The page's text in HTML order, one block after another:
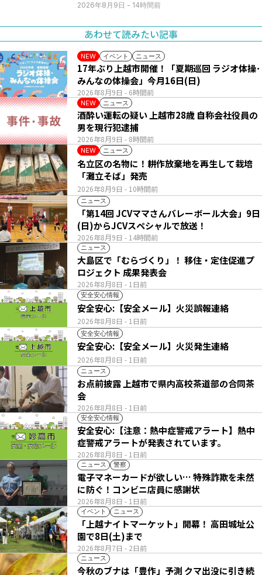
2026年8月9日 - 14時間前
あわせて読みたい記事
NEW イベント ニュース
2026年8月9日 - 6時間前
17年ぶり上越市開催！「夏期巡回 ラジオ体操･
みんなの体操会」今月16日(日)
NEW ニュース
2026年8月9日 - 8時間前
酒酔い運転の疑い 上越市28歳 自称会社役員の
男を現行犯逮捕
NEW ニュース
2026年8月9日 - 10時間前
名立区の名物に！耕作放棄地を再生して栽培
「灘立そば」発売
ニュース
2026年8月9日 - 14時間前
「第14回 JCVママさんバレーボール大会」9日
(日)からJCVスペシャルで放送！
ニュース
2026年8月8日 - 1日前
大島区で「むらづくり」！ 移住・定住促進プ
ロジェクト 成果発表会
安全安心情報
2026年8月8日 - 1日前
安全安心:【安全メール】火災誤報連絡
安全安心情報
2026年8月8日 - 1日前
安全安心:【安全メール】火災発生連絡
ニュース
2026年8月8日 - 1日前
お点前披露 上越市で県内高校茶道部の合同茶
会
安全安心情報
2026年8月8日 - 1日前
安全安心:【注意：熱中症警戒アラート】熱中
症警戒アラートが発表されています。
ニュース 警察
2026年8月8日 - 1日前
電子マネーカードが欲しい… 特殊詐欺を未然
に防ぐ！コンビニ店員に感謝状
イベント ニュース
2026年8月7日 - 2日前
「上越ナイトマーケット」開幕！ 高田城址公
園で8日(土)まで
ニュース
今秋のブナは「豊作」予測 クマ出没に引き続